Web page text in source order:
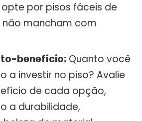
por pisos fáceis de
não mancham com
benefício: Quanto você
a investir no piso? Avalie
de cada opção,
a durabilidade,